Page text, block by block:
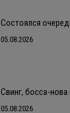
Состоялся
05.08.2026
Свинг, босса-
05.08.2026